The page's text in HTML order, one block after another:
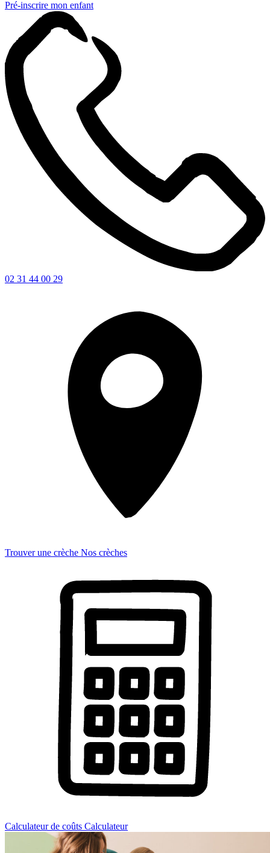
Pré-inscrire mon enfant
02 31 44 00 29
Trouver une crèche Nos crèches
Calculateur de coûts Calculateur